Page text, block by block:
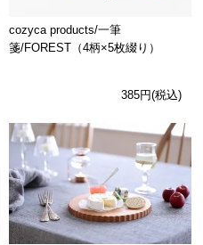
cozyca products/一筆
箋/FOREST（4柄×5枚綴り）
385円(税込)